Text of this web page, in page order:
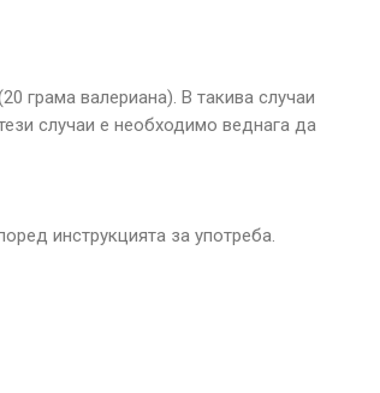
грама валериана). В такива случаи
случаи е необходимо веднага да
инструкцията за употреба.